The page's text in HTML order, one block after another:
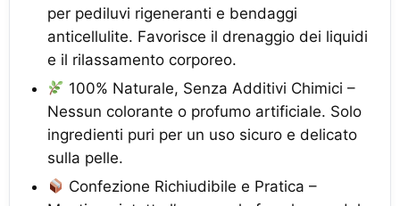
per pediluvi rigeneranti e bendaggi
anticellulite. Favorisce il drenaggio dei liquidi
e il rilassamento corporeo.
100% Naturale, Senza Additivi Chimici –
Nessun colorante o profumo artificiale. Solo
ingredienti puri per un uso sicuro e delicato
sulla pelle.
Confezione Richiudibile e Pratica –